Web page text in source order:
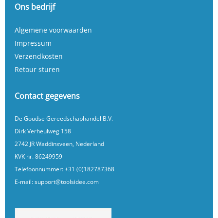
Ons bedrijf
Algemene voorwaarden
Impressum
Verzendkosten
Retour sturen
Contact gegevens
De Goudse Gereedschaphandel B.V.
Dirk Verheulweg 158
2742 JR Waddinxveen, Nederland
KVK nr. 86249959
Telefoonnummer:+31 (0)182787368
E-mail:support@toolsidee.com